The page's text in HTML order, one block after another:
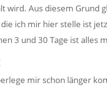
wird. Aus diesem Grund
die ich mir hier stelle ist
3 und 30 Tage ist alles
mir schon länger